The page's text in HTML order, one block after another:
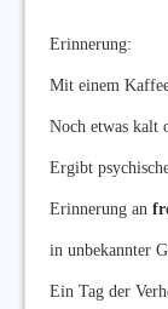
Erinnerung:
Mit einem
Noch etwas kalt
Ergibt
Erinnerung an
in unbekannter
Ein Tag der